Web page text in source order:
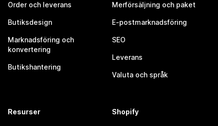
Order och leverans
Butiksdesign
Marknadsföring och
konvertering
Butikshantering
Merförsäljning och paket
E-postmarknadsföring
SEO
Leverans
Valuta och språk
Resurser Shopify